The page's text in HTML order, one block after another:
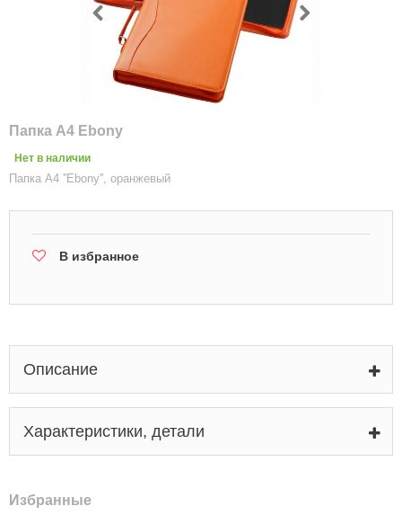
Папка А4 Ebony
Нет в наличии
Папка А4 ''Ebony'', оранжевый
В избранное
Описание
Характеристики, детали
Избранные